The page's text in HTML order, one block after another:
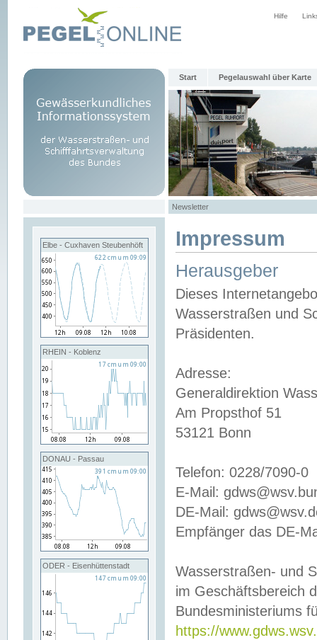
Hilfe
Start Pegelauswahl über Karte
Newsletter
Elbe - Cuxhaven Steubenhöft
RHEIN - Koblenz
DONAU - Passau
ODER - Eisenhüttenstadt
Impressum
Herausgeber
Dieses
Wasserstraßen und
Präsidenten.
Adresse:
Generaldirektion
Am Propsthof 51
53121 Bonn
Telefon: 0228/7090-0
E-Mail:
DE-Mail:
Empfänger das DE-
Wasserstraßen- und
im Geschäftsbereich
Bundesministeriums
https://